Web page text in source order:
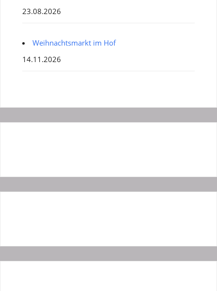
23.08.2026
Weihnachtsmarkt im Hof
14.11.2026